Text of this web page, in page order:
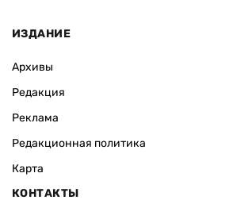
ИЗДАНИЕ
Архивы
Редакция
Реклама
Редакционная политика
Карта
КОНТАКТЫ